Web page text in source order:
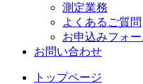
測定業務
よくあるご質問
お申込みフォー
お問い合わせ
トップページ